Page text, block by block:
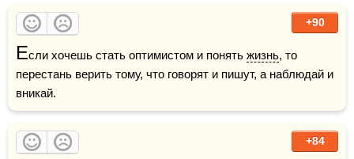
+90
Если хочешь стать оптимистом и понять жизнь, то
перестань верить тому, что говорят и пишут, а наблюдай и
вникай.
+84